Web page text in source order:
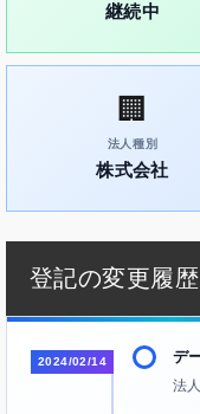
継続中
🏢
法人種別
株式会社
登記の変更履歴
2024/02/14 デ
法